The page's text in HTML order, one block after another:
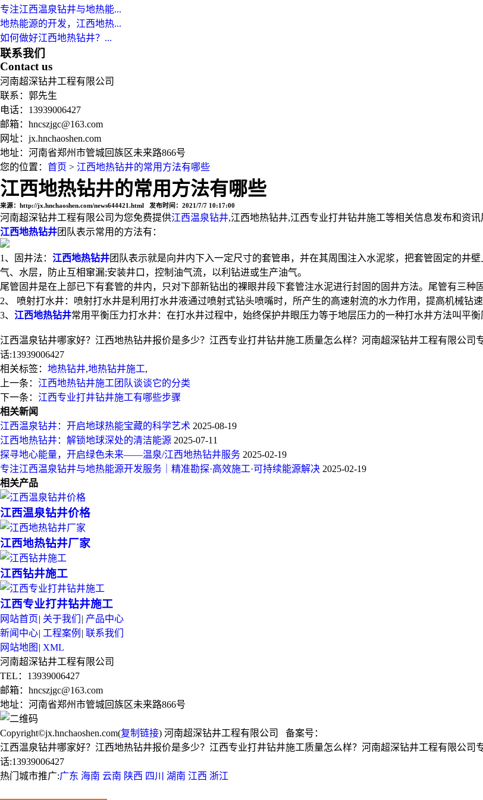
专注江西温泉钻井与地热能...
地热能源的开发，江西地热...
如何做好江西地热钻井？...
联系我们
Contact us
河南超深钻井工程有限公司
联系：郭先生
电话：13939006427
邮箱：hncszjgc@163.com
网址：jx.hnchaoshen.com
地址：河南省郑州市管城回族区未来路866号
您的位置： 首页 > 江西地热钻井的常用方法有哪些
江西地热钻井的常用方法有哪些
来源：http://jx.hnchaoshen.com/news644421.html 发布时间：2021/7/7 10:17:00
河南超深钻井工程有限公司为您免费提供江西温泉钻井,江西地热钻井,江西专业打井钻井施工等相关信息发布和资讯
江西地热钻井团队表示常用的方法有：
1、固井法： 江西地热钻井团队表示就是向井内下入一定尺寸的套管串，并在其周围注入水泥浆，把套管固定的井
气、水层，防止互相窜漏;安装井口，控制油气流，以利钻进或生产油气。
尾管固井是在上部已下有套管的井内，只对下部新钻出的裸眼井段下套管注水泥进行封固的固井方法。尾管有三种
2、 喷射打水井：喷射打水井是利用打水井液通过喷射式钻头喷嘴时，所产生的高速射流的水力作用，提高机械钻速
3、 江西地热钻井常用平衡压力打水井：在打水井过程中，始终保护井眼压力等于地层压力的一种打水井方法叫平衡
江西温泉钻井哪家好？江西地热钻井报价是多少？江西专业打井钻井施工质量怎么样？河南超深钻井工程有限公
话:13939006427
相关标签： 地热钻井,地热钻井施工,
上一条： 江西地热钻井施工团队谈谈它的分类
下一条： 江西专业打井钻井施工有哪些步骤
相关新闻
江西温泉钻井：开启地球热能宝藏的科学艺术 2025-08-19
江西地热钻井：解锁地球深处的清洁能源 2025-07-11
探寻地心能量，开启绿色未来——温泉/江西地热钻井服务 2025-02-19
专注江西温泉钻井与地热能源开发服务｜精准勘探·高效施工·可持续能源解决 2025-02-19
相关产品
江西温泉钻井价格
江西地热钻井厂家
江西钻井施工
江西专业打井钻井施工
网站首页| 关于我们 | 产品中心
新闻中心| 工程案例 | 联系我们
网站地图 | XML
河南超深钻井工程有限公司
TEL：13939006427
邮箱：hncszjgc@163.com
地址：河南省郑州市管城回族区未来路866号
Copyright©jx.hnchaoshen.com(复制链接) 河南超深钻井工程有限公司 备案号：
江西温泉钻井哪家好？江西地热钻井报价是多少？江西专业打井钻井施工质量怎么样？河南超深钻井工程有限公
话:13939006427
热门城市推广:广东 海南 云南 陕西 四川 湖南 江西 浙江